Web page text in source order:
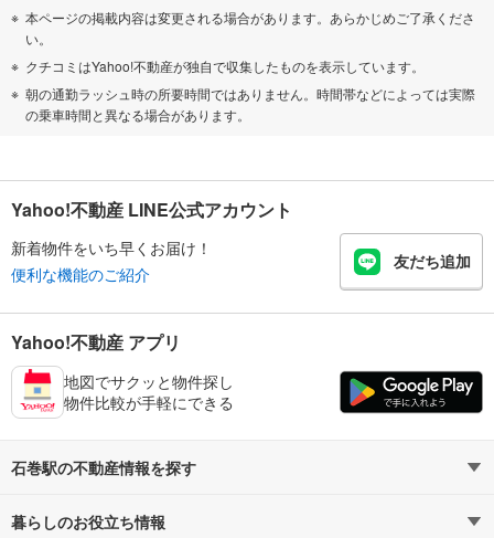
本ページの掲載内容は変更される場合があります。あらかじめご了承くださ
い。
クチコミはYahoo!不動産が独自で収集したものを表示しています。
朝の通勤ラッシュ時の所要時間ではありません。時間帯などによっては実際
の乗車時間と異なる場合があります。
Yahoo!不動産 LINE公式アカウント
新着物件をいち早くお届け！
便利な機能のご紹介
友だち追加
Yahoo!不動産 アプリ
地図でサクッと物件探し
物件比較が手軽にできる
石巻駅の不動産情報を探す
不動産・住宅
暮らしのお役立ち情報